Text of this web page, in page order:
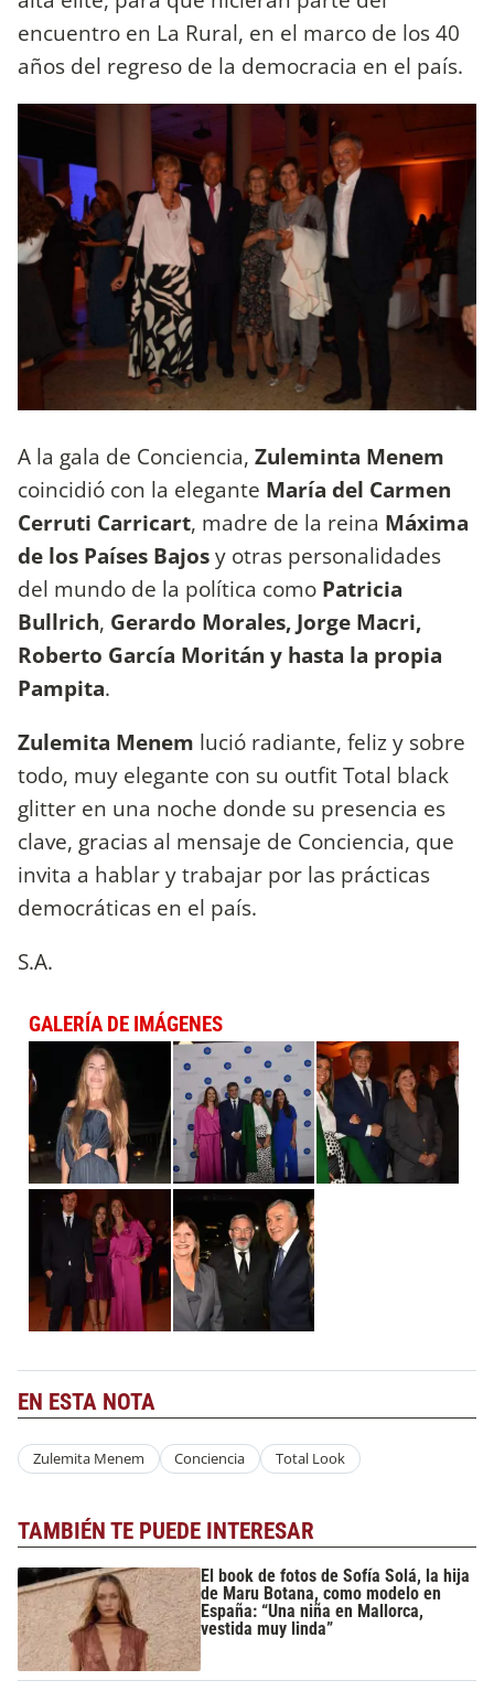
encuentro en La Rural, en el marco de los 40
años del regreso de la democracia en el país.
A la gala de Conciencia, Zuleminta Menem
coincidió con la elegante María del Carmen
Cerruti Carricart, madre de la reina Máxima
de los Países Bajosy otras personalidades
del mundo de la política como Patricia
Bullrich, Gerardo Morales, Jorge Macri,
Roberto García Moritán y hasta la propia
Pampita.
Zulemita Menem lució radiante, feliz y sobre
todo, muy elegante con su outfit Total black
glitter en una noche donde su presencia es
clave, gracias al mensaje de Conciencia, que
invita a hablar y trabajar por las prácticas
democráticas en el país.
S.A.
GALERÍA DE IMÁGENES
EN ESTA NOTA
Zulemita Menem Conciencia Total Look
TAMBIÉN TE PUEDE INTERESAR
El book de fotos de Sofía Solá, la hija
de Maru Botana, como modelo en
España: “Una niña en Mallorca,
vestida muy linda”